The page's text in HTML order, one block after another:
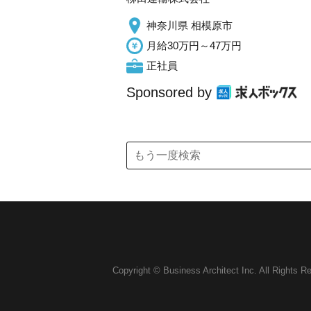
神奈川県 相模原市
月給30万円～47万円
正社員
Sponsored by
Copyright © Business Architect Inc. All Rights